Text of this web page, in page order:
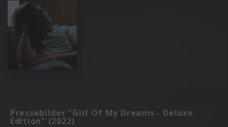
Pressebilder "Girl Of My Dreams - Deluxe
Edition" (2022)